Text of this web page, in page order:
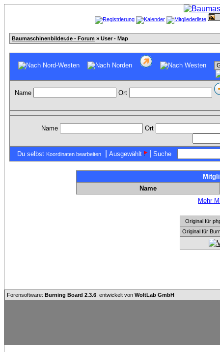
Baumaschinenbilder.de - Forum » User - Map
Name Ort
Name Ort
Du selbst Koordinaten bearbeiten Ausgewählt Suche
Name
Mehr
Original für
Original für
Forensoftware: Burning Board 2.3.6 , entwickelt von WoltLab GmbH